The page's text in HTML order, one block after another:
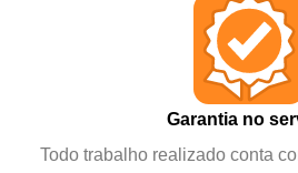
Garantia no
Todo trabalho realizado conta